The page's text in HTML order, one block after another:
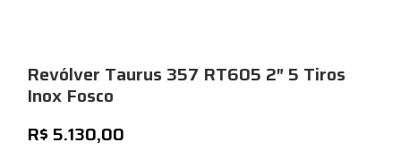
Revólver Taurus 357 RT605 2″ 5 Tiros
Inox Fosco
R$ 5.130,00